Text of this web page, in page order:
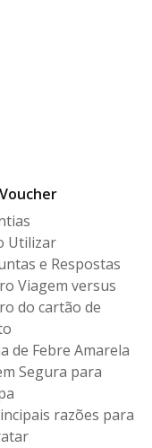
Utilizar
e Respostas
Viagem versus
do cartão de
de Febre Amarela
Segura para
razões para